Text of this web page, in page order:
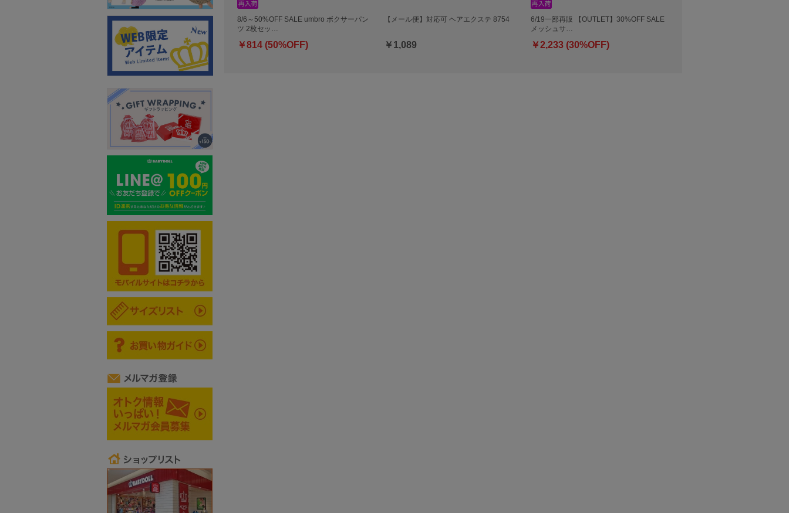
8/6～50%OFF SALE umbro ボクサーパン
ツ 2枚セッ…
￥814 (50%OFF)
【メール便】対応可 ヘアエクステ 8754
￥1,089
6/19一部再販 【OUTLET】30%OFF SALE
メッシュサ…
￥2,233 (30%OFF)